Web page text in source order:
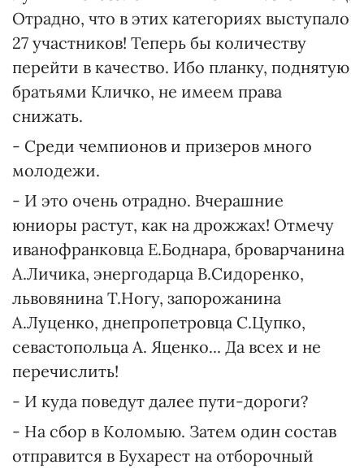
Отрадно, что в этих категориях выступало
27 участников! Теперь бы количеству
перейти в качество. Ибо планку, поднятую
братьями Кличко, не имеем права
снижать.
- Среди чемпионов и призеров много
молодежи.
- И это очень отрадно. Вчерашние
юниоры растут, как на дрожжах! Отмечу
иванофранковца Е.Боднара, броварчанина
А.Личика, энергодарца В.Сидоренко,
львовянина Т.Ногу, запорожанина
А.Луценко, днепропетровца С.Цупко,
севастопольца А. Яценко... Да всех и не
перечислить!
- И куда поведут далее пути-дороги?
- На сбор в Коломыю. Затем один состав
отправится в Бухарест на отборочный